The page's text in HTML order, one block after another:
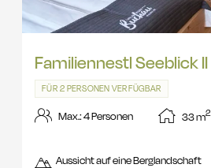
Familiennestl Seeblick II
FÜR 2 PERSONEN VERFÜGBAR
Max.: 4 Personen 33m2
Aussicht auf eine Berglandschaft